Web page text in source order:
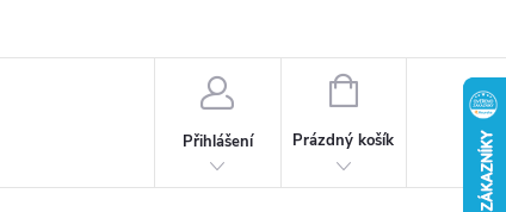
Přihlášení
NÁKUPNÍ
Prázdný košík